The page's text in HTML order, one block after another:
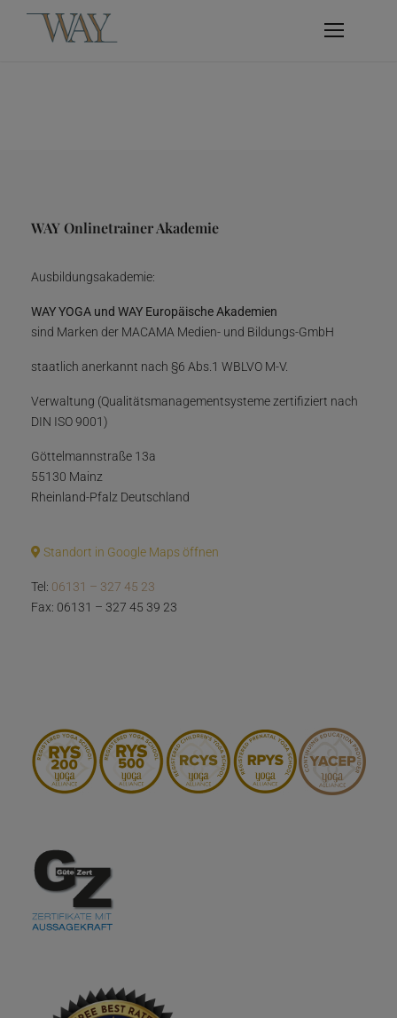
WAY Onlinetrainer Akademie
Ausbildungsakademie:
WAY YOGA und WAY Europäische Akademien
sind Marken der MACAMA Medien- und Bildungs-GmbH
staatlich anerkannt nach §6 Abs.1 WBLVO M-V.
Verwaltung (Qualitätsmanagementsysteme zertifiziert nach
DIN ISO 9001)
Göttelmannstraße 13a
55130 Mainz
Rheinland-Pfalz Deutschland
Standort in Google Maps öffnen
Tel: 06131 – 327 45 23
Fax: 06131 – 327 45 39 23